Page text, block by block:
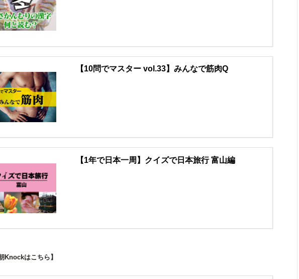
【10問でマスター vol.33】みんなで筋肉Q
【1年で日本一周】クイズで日本旅行 富山編
Knockはこちら】